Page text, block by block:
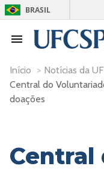
BRASIL
Início > Notícias da
Central do
doações
Central